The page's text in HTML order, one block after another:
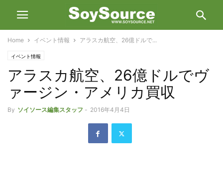
Home イベント情報 アラスカ航空、26億ドルで...
イベント情報
アラスカ航空、26億ドルでヴ
ァージン・アメリカ買収
By ソイソース編集スタッフ - 2016年4月4日